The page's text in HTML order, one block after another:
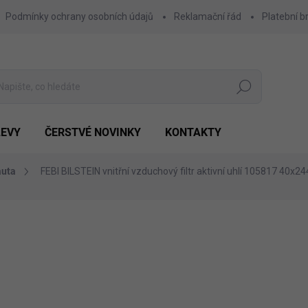
Podmínky ochrany osobních údajů Reklamační řád Platební
Hledat
ČERSTVÉ NOVINKY KONTAKTY
FEBI BILSTEIN vnitřní vzduchový filtr aktivní uhlí 105817